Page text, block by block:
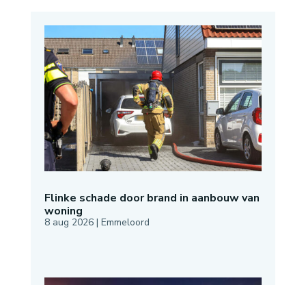
Flinke schade door brand in aanbouw van
woning
8 aug 2026| Emmeloord